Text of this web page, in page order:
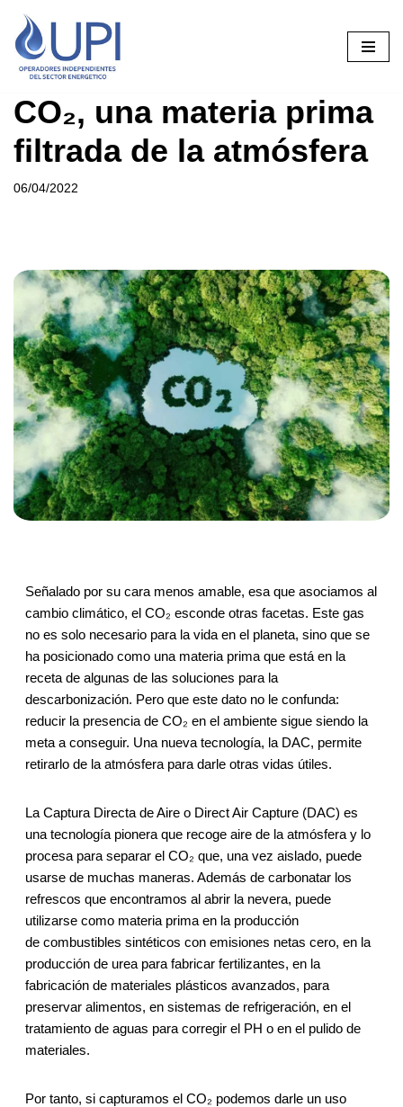
Saltar
al
CO₂, una materia prima
filtrada de la atmósfera
06/04/2022
Señalado por su cara menos amable, esa que asociamos al
cambio climático, el CO₂ esconde otras facetas. Este gas
no es solo necesario para la vida en el planeta, sino que se
ha posicionado como una materia prima que está en la
receta de algunas de las soluciones para la
descarbonización. Pero que este dato no le confunda:
reducir la presencia de CO₂ en el ambiente sigue siendo la
meta a conseguir. Una nueva tecnología, la DAC, permite
retirarlo de la atmósfera para darle otras vidas útiles.
La Captura Directa de Aire o Direct Air Capture (DAC) es
una tecnología pionera que recoge aire de la atmósfera y lo
procesa para separar el CO₂ que, una vez aislado, puede
usarse de muchas maneras. Además de carbonatar los
refrescos que encontramos al abrir la nevera, puede
utilizarse como materia prima en la producción
de combustibles sintéticos con emisiones netas cero, en la
producción de urea para fabricar fertilizantes, en la
fabricación de materiales plásticos avanzados, para
preservar alimentos, en sistemas de refrigeración, en el
tratamiento de aguas para corregir el PH o en el pulido de
materiales.
Por tanto, si capturamos el CO₂ podemos darle un uso